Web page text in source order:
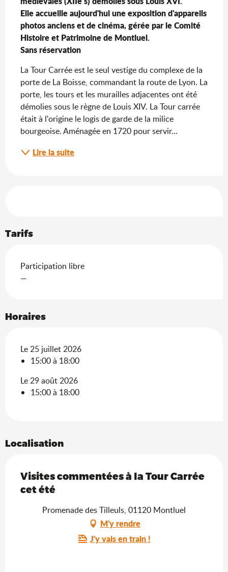
Elle accueille aujourd'hui une exposition d'appareils
photos anciens et de cinéma, gérée par le Comité
Histoire et Patrimoine de Montluel.
Sans réservation
La Tour Carrée est le seul vestige du complexe de la
porte de La Boisse, commandant la route de Lyon. La
porte, les tours et les murailles adjacentes ont été
démolies sous le règne de Louis XIV. La Tour carrée
était à l'origine le logis de garde de la milice
bourgeoise. Aménagée en 1720 pour servir...
Lire la suite
Tarifs
Participation libre
—
Horaires
Le 25 juillet 2026
15:00 à 18:00
Le 29 août 2026
15:00 à 18:00
Localisation
Visites commentées à la Tour Carrée
cet été
Promenade des Tilleuls, 01120 Montluel
M'y rendre
J'y vais en train !